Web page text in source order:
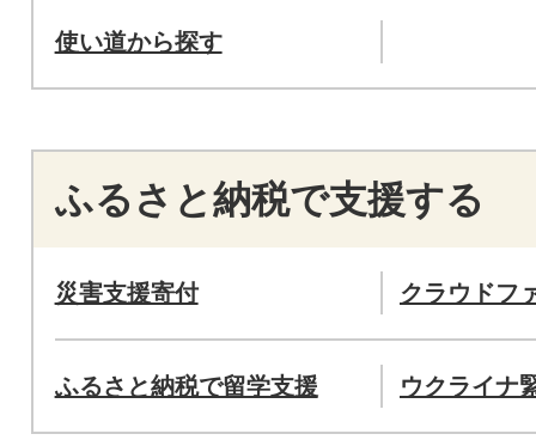
使い道から探す
ふるさと納税で支援する
災害支援寄付 クラウドフ
ふるさと納税で留学支援 ウクライナ